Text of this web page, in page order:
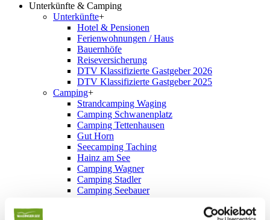
Unterkünfte & Camping
Unterkünfte+
Hotel & Pensionen
Ferienwohnungen / Haus
Bauernhöfe
Reiseversicherung
DTV Klassifizierte Gastgeber 2026
DTV Klassifizierte Gastgeber 2025
Camping+
Strandcamping Waging
Camping Schwanenplatz
Camping Tettenhausen
Gut Horn
Seecamping Taching
Hainz am See
Camping Wagner
Camping Stadler
Camping Seebauer